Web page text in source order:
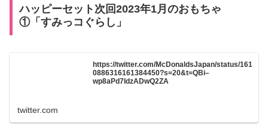
ハッピーセット次回2023年1月のおもちゃ
①「すみっコぐらし」
https://twitter.com/McDonaldsJapan/status/161
0886316161384450?s=20&t=QBi–
wp8aPd7IdzADwQ2ZA
twitter.com